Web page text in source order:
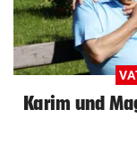
Karim und